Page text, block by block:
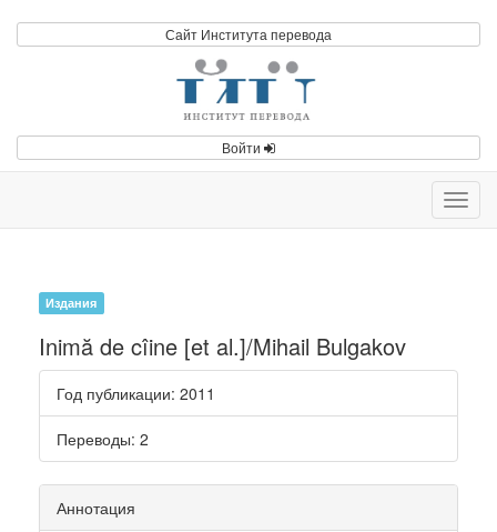
Сайт Института перевода
Войти
Издания
Inimă de cîine [et al.]/Mihail Bulgakov
Год публикации: 2011
Переводы: 2
Аннотация